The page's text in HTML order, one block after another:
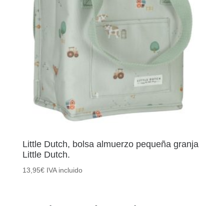
Little Dutch, bolsa almuerzo pequeña granja
Little Dutch.
13,95€ IVA incluido